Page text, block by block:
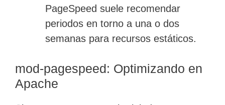
PageSpeed suele recomendar
periodos en torno a una o dos
semanas para recursos estáticos.
mod-pagespeed: Optimizando en
Apache